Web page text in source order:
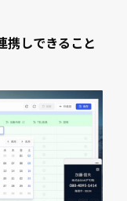
しできること